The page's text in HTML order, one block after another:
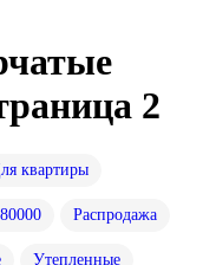
2
квартиры
Распродажа
Утепленные